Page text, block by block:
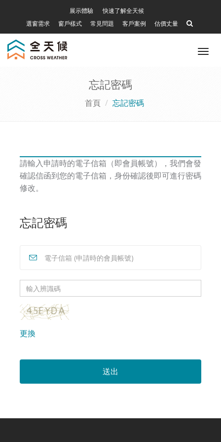
展示體驗
快速了解全天候
選窗需求
窗戶樣式 常見問題 客戶案例 估價丈量
忘記密碼
首頁 忘記密碼
請輸入申請時的電子信箱（即會員帳號），我們會發
確認信函到您的電子信箱，身份確認後即可進行密碼
修改。
忘記密碼
輸
入
辨
識
碼
辨
識
碼
片
更換
送出